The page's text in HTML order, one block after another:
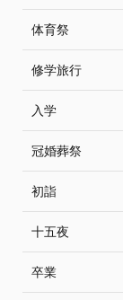
体育祭
修学旅行
入学
冠婚葬祭
初詣
十五夜
卒業